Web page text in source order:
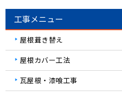
工事メニュー
屋根葺き替え
屋根カバー工法
瓦屋根・漆喰工事